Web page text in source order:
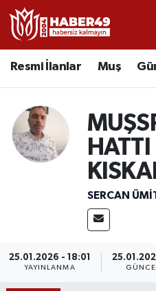
Resmi İlanlar Muş
HATTI
SERCAN
25.01.2026 - 18:01
YAYINLANMA
Resmi İlanlar
Asayiş
Bölge
Eğitim
Gündem
Uşak Nöbetçi
Uşak Hava Durumu
Uşak Namaz Vakitleri
Uşak Trafik Yoğunluk
TFF 2.Lig Kırmızı
Tüm Manşetler
Son Dakika Haberleri